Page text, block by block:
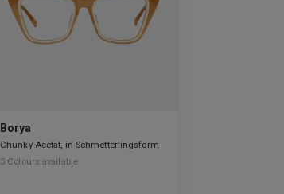
Borya
Chunky Acetat, in Schmetterlingsform
3 Colours available